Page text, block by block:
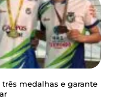
medalhas e garante